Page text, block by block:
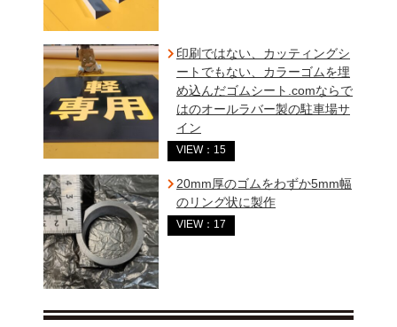
印刷ではない、カッティングシ
ートでもない、カラーゴムを埋
め込んだゴムシート.comならで
はのオールラバー製の駐車場サ
イン
VIEW：15
20mm厚のゴムをわずか5mm幅
のリング状に製作
VIEW：17